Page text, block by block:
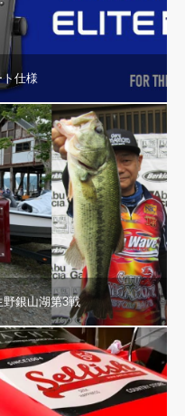
仕様
銀山湖第3戦